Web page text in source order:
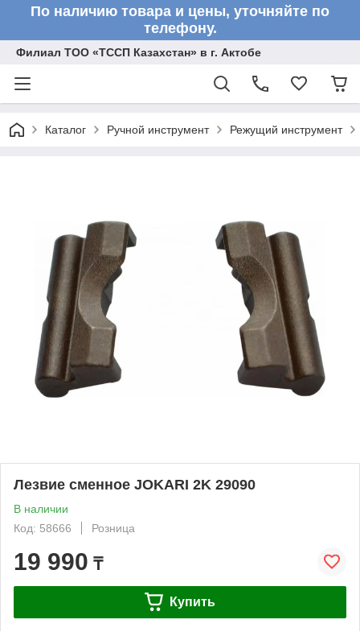
По наличию товара и цены, уточняйте по
телефону.
Филиал ТОО «ТССП Казахстан» в г. Актобе
Каталог Ручной инструмент Режущий инструмент
Лезвие сменное JOKARI 2K 29090
В наличии
Код: 58666
Розница
19 990 ₸
Купить